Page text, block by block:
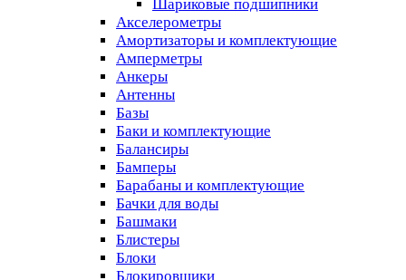
Шариковые подшипники
Акселерометры
Амортизаторы и комплектующие
Амперметры
Анкеры
Антенны
Базы
Баки и комплектующие
Балансиры
Бамперы
Барабаны и комплектующие
Бачки для воды
Башмаки
Блистеры
Блоки
Блокировщики